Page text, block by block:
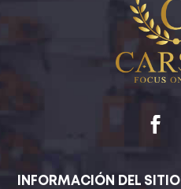
INFORMACIÓN DEL SITIO